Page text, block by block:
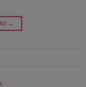
→